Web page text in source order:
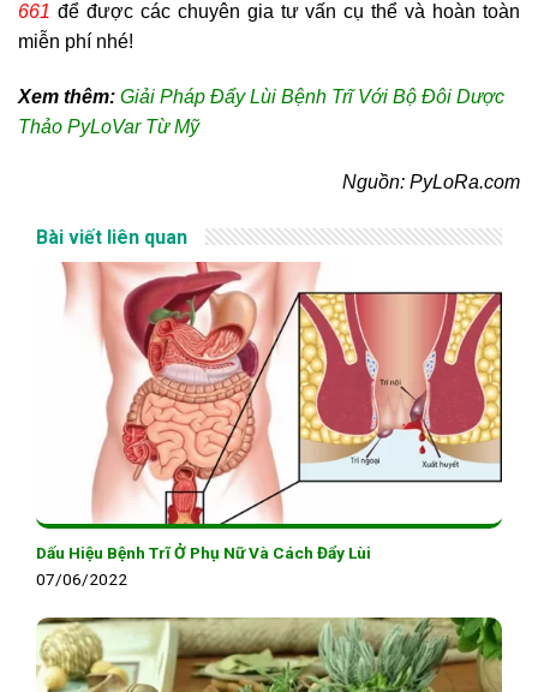
661 để được các chuyên gia tư vấn cụ thể và hoàn toàn
miễn phí nhé!
Xem thêm: Giải Pháp Đẩy Lùi Bệnh Trĩ Với Bộ Đôi Dược
Thảo PyLoVar Từ Mỹ
Nguồn: PyLoRa.com
Bài viết liên quan
Dấu Hiệu Bệnh Trĩ Ở Phụ Nữ Và Cách Đẩy Lùi
07/06/2022